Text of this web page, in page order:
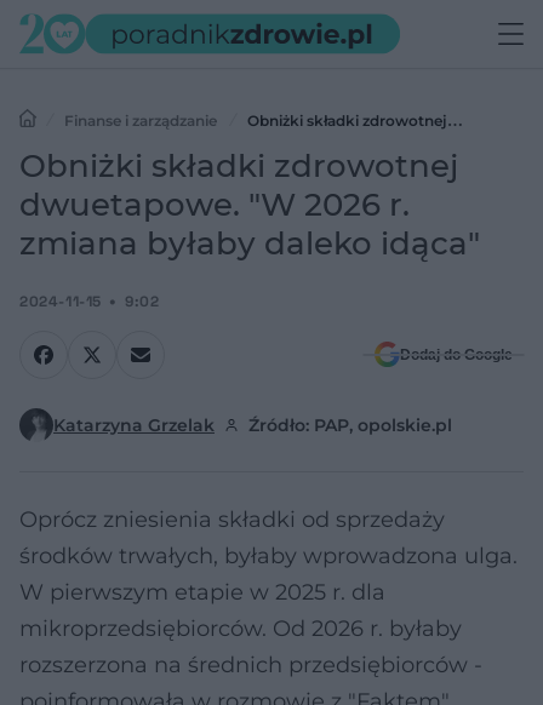
Finanse i zarządzanie
Obniżki składki zdrowotnej
dwuetapowe. "W 2026 r. zmiana byłaby daleko idąca"
Obniżki składki zdrowotnej
dwuetapowe. "W 2026 r.
zmiana byłaby daleko idąca"
2024-11-15 9:02
Dodaj do Google
Katarzyna Grzelak Źródło: PAP, opolskie.pl
Oprócz zniesienia składki od sprzedaży
środków trwałych, byłaby wprowadzona ulga.
W pierwszym etapie w 2025 r. dla
mikroprzedsiębiorców. Od 2026 r. byłaby
rozszerzona na średnich przedsiębiorców -